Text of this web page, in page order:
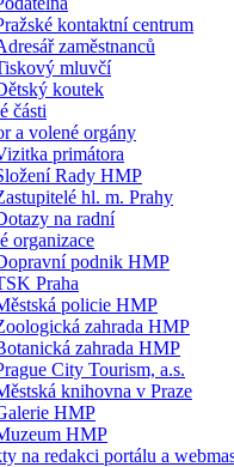
kontaktní centrum
zaměstnanců
mluvčí
koutek
části
a volené orgány
primátora
Rady HMP
hl. m. Prahy
na radní
organizace
podnik HMP
Praha
policie HMP
zahrada HMP
zahrada HMP
City Tourism, a.s.
knihovna v Praze
HMP
HMP
na redakci portálu a